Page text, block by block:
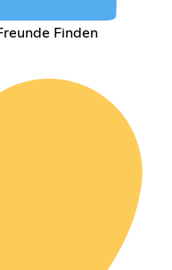
Finden